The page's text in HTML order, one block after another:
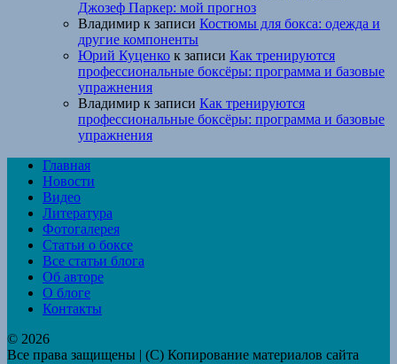
Джозеф Паркер: мой прогноз
Владимир к записи Костюмы для бокса: одежда и
другие компоненты
Юрий Куценко к записи Как тренируются
профессиональные боксёры: программа и базовые
упражнения
Владимир к записи Как тренируются
профессиональные боксёры: программа и базовые
упражнения
Главная
Новости
Видео
Литература
Фотогалерея
Статьи о боксе
Все статьи блога
Об авторе
О блоге
Контакты
© 2026
Все права защищены | (C) Копирование материалов сайта